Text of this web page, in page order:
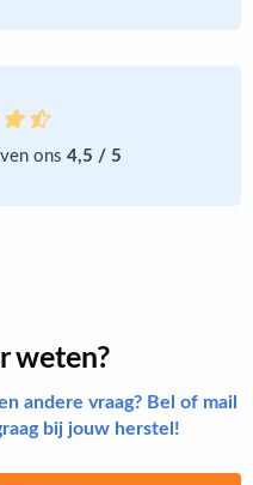
ons 4,5 / 5
weten?
andere vraag? Bel of mail
bij jouw herstel!